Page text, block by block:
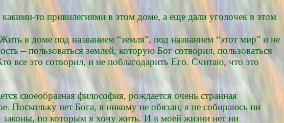
то привилегиями в этом доме, а еще дали уголочек в этом
в доме под названием “земля”, под названием “этот мир” и не
– пользоваться землей, которую Бог сотворил, пользоваться
все это сотворил, и не поблагодарить Его. Считаю, что это
своеобразная философия, рождается очень странная
Поскольку нет Бога, я никому не обязан, я не собираюсь ни
законы, по которым я хочу жить. И в моей жизни нет ни